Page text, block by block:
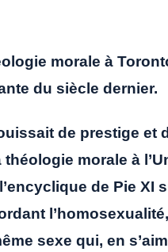
morale à
du siècle dernier.
de prestige
théologie morale à
de Pie XI
sexe qui, en